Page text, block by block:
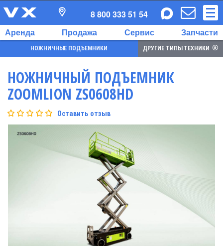
Аренда Продажа Сервис Запчасти
8 800 333 51 54
НОЖНИЧНЫЕ ПОДЪЕМНИКИ ДРУГИЕ ТИПЫ ТЕХНИКИ
НОЖНИЧНЫЙ ПОДЪЕМНИК
ZOOMLION ZS0608HD
Оставить отзыв